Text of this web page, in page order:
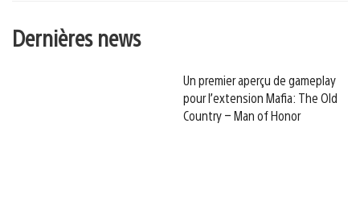
Dernières news
Un premier aperçu de gameplay
pour l’extension Mafia: The Old
Country – Man of Honor